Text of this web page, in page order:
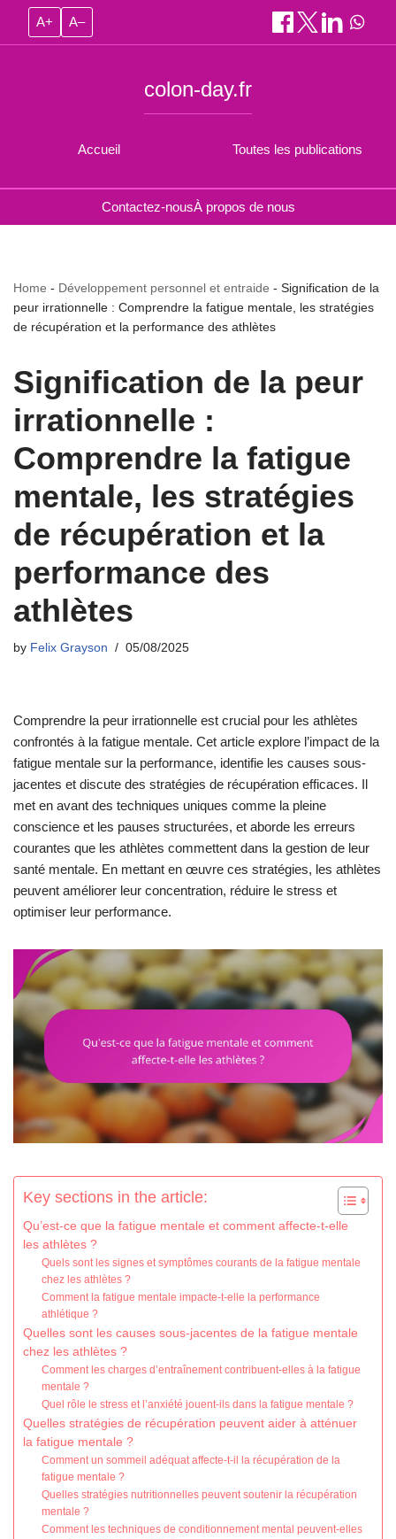
A+ A–
Accueil
colon-day.fr
Toutes les publications
Contactez-nousÀ propos de nous
Home - Développement personnel et entraide - Signification de la
peur irrationnelle : Comprendre la fatigue mentale, les stratégies
de récupération et la performance des athlètes
Signification de la peur
irrationnelle :
Comprendre la fatigue
mentale, les stratégies
de récupération et la
performance des
athlètes
by Felix Grayson 05/08/2025
Comprendre la peur irrationnelle est crucial pour les athlètes
confrontés à la fatigue mentale. Cet article explore l’impact de la
fatigue mentale sur la performance, identifie les causes sous-
jacentes et discute des stratégies de récupération efficaces. Il
met en avant des techniques uniques comme la pleine
conscience et les pauses structurées, et aborde les erreurs
courantes que les athlètes commettent dans la gestion de leur
santé mentale. En mettant en œuvre ces stratégies, les athlètes
peuvent améliorer leur concentration, réduire le stress et
optimiser leur performance.
Key sections in the article:
Qu’est-ce que la fatigue mentale et comment affecte-t-elle
les athlètes ?
Quels sont les signes et symptômes courants de la fatigue mentale
chez les athlètes ?
Comment la fatigue mentale impacte-t-elle la performance
athlétique ?
Quelles sont les causes sous-jacentes de la fatigue mentale
chez les athlètes ?
Comment les charges d’entraînement contribuent-elles à la fatigue
mentale ?
Quel rôle le stress et l’anxiété jouent-ils dans la fatigue mentale ?
Quelles stratégies de récupération peuvent aider à atténuer
la fatigue mentale ?
Comment un sommeil adéquat affecte-t-il la récupération de la
fatigue mentale ?
Quelles stratégies nutritionnelles peuvent soutenir la récupération
mentale ?
Comment les techniques de conditionnement mental peuvent-elles